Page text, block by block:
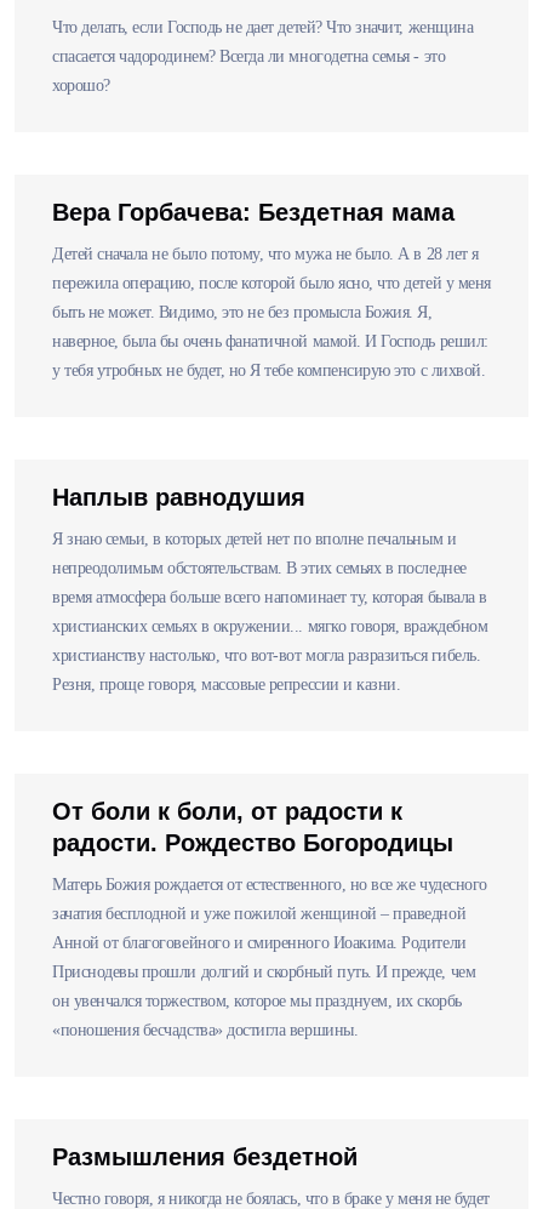
Что делать, если Господь не дает детей? Что значит, женщина
спасается чадородинем? Всегда ли многодетна семья - это
хорошо?
Вера Горбачева: Бездетная мама
Детей сначала не было потому, что мужа не было. А в 28 лет я
пережила операцию, после которой было ясно, что детей у меня
быть не может. Видимо, это не без промысла Божия. Я,
наверное, была бы очень фанатичной мамой. И Господь решил:
у тебя утробных не будет, но Я тебе компенсирую это с лихвой.
Наплыв равнодушия
Я знаю семьи, в которых детей нет по вполне печальным и
непреодолимым обстоятельствам. В этих семьях в последнее
время атмосфера больше всего напоминает ту, которая бывала в
христианских семьях в окружении... мягко говоря, враждебном
христианству настолько, что вот-вот могла разразиться гибель.
Резня, проще говоря, массовые репрессии и казни.
От боли к боли, от радости к
радости. Рождество Богородицы
Матерь Божия рождается от естественного, но все же чудесного
зачатия бесплодной и уже пожилой женщиной – праведной
Анной от благоговейного и смиренного Иоакима. Родители
Приснодевы прошли долгий и скорбный путь. И прежде, чем
он увенчался торжеством, которое мы празднуем, их скорбь
«поношения бесчадства» достигла вершины.
Размышления бездетной
Честно говоря, я никогда не боялась, что в браке у меня не будет